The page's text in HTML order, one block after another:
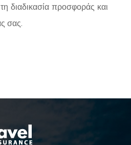
τη διαδικασία προσφοράς και
σας.